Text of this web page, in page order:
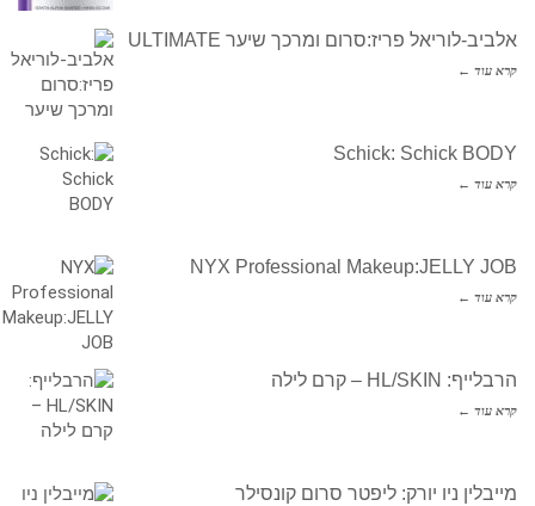
אלביב-לוריאל פריז:סרום ומרכך שיער ULTIMATE
קרא עוד ←
Schick: Schick BODY
קרא עוד ←
NYX Professional Makeup:JELLY JOB
קרא עוד ←
הרבלייף: HL/SKIN – קרם לילה
קרא עוד ←
מייבלין ניו יורק: ליפטר סרום קונסילר